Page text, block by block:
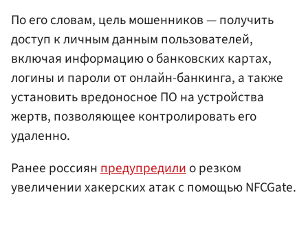
По его словам, цель мошенников — получить
доступ к личным данным пользователей,
включая информацию о банковских картах,
логины и пароли от онлайн-банкинга, а также
установить вредоносное ПО на устройства
жертв, позволяющее контролировать его
удаленно.
Ранее россиянпредупредилио резком
увеличении хакерских атак с помощью NFCGate.